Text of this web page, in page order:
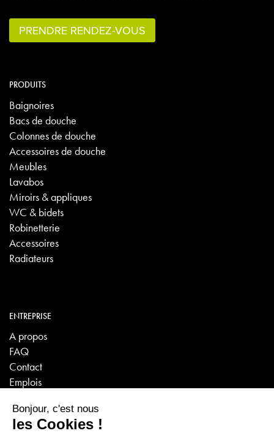
PRENDRE RENDEZ-VOUS
PRODUITS
Baignoires
Bacs de douche
Colonnes de douche
Accessoires de douche
Meubles
Lavabos
Miroirs & appliques
WC & bidets
Robinetterie
Accessoires
Radiateurs
ENTREPRISE
A propos
FAQ
Contact
Emplois
VISITES VIRTUELLES
Sanitaire - Carrelage - Poêles/Cheminées